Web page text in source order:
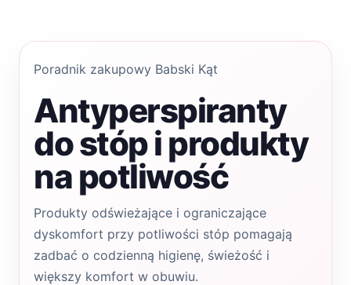
Poradnik zakupowy Babski Kąt
Antyperspiranty
do stóp i produkty
na potliwość
Produkty odświeżające i ograniczające
dyskomfort przy potliwości stóp pomagają
zadbać o codzienną higienę, świeżość i
większy komfort w obuwiu.